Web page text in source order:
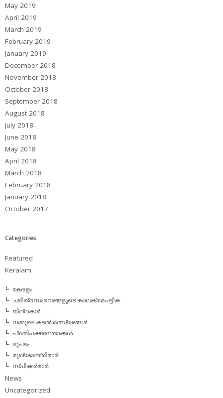
May 2019
April 2019
March 2019
February 2019
January 2019
December 2018
November 2018
October 2018
September 2018
August 2018
July 2018
June 2018
May 2018
April 2018
March 2018
February 2018
January 2018
October 2017
Categories
Featured
Keralam
കേരളം
ചരിത്രസംഭവങ്ങളുടെ കാലക്രമപട്ടിക
ജില്ലകള്‍
നമ്മുടെ കടല്‍ മത്സ്യങ്ങള്‍
പ്രതിപക്ഷനേതാക്കള്‍
ഭൂപടം
മുഖ്യമന്ത്രിമാര്‍
സ്പീക്കര്‍മാര്‍
News
Uncategorized